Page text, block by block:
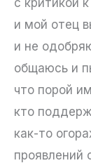
и мой отец
и не
общаюсь и
что порой
кто
как-то
проявлений